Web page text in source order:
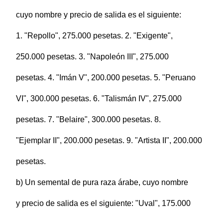
cuyo nombre y precio de salida es el siguiente:
1. "Repollo", 275.000 pesetas. 2. "Exigente",
250.000 pesetas. 3. "Napoleón III", 275.000
pesetas. 4. "Imán V", 200.000 pesetas. 5. "Peruano
VI", 300.000 pesetas. 6. "Talismán IV", 275.000
pesetas. 7. "Belaire", 300.000 pesetas. 8.
"Ejemplar II", 200.000 pesetas. 9. "Artista II", 200.000
pesetas.
b) Un semental de pura raza árabe, cuyo nombre
y precio de salida es el siguiente: "Uval", 175.000